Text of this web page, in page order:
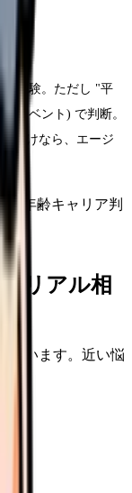
が経験。ただし "平
イベント) で判断。
だけなら、エージ
職年齢キャリア判
リアル相
ています。近い悩
す。